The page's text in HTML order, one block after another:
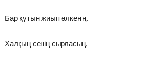
Бар құтын жиып өлкенің.
Халқың сенің сырласың,